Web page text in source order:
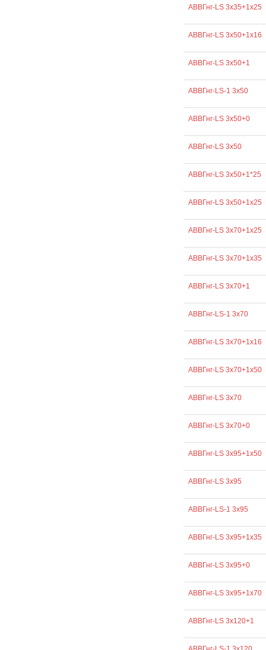
АВВГнг-LS 3х35+1х25
АВВГнг-LS 3х50+1х16
АВВГнг-LS 3х50+1
АВВГнг-LS-1 3х50
АВВГнг-LS 3х50+0
АВВГнг-LS 3х50
АВВГнг-LS 3х50+1*25
АВВГнг-LS 3х50+1х25
АВВГнг-LS 3х70+1х25
АВВГнг-LS 3х70+1х35
АВВГнг-LS 3х70+1
АВВГнг-LS-1 3х70
АВВГнг-LS 3х70+1х16
АВВГнг-LS 3х70+1х50
АВВГнг-LS 3х70
АВВГнг-LS 3х70+0
АВВГнг-LS 3х95+1х50
АВВГнг-LS 3х95
АВВГнг-LS-1 3х95
АВВГнг-LS 3х95+1х35
АВВГнг-LS 3х95+0
АВВГнг-LS 3х95+1х70
АВВГнг-LS 3х120+1